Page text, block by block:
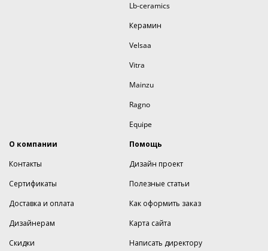
Lb-ceramics
Керамин
Velsaa
Vitra
Mainzu
Ragno
Equipe
О компании
Контакты
Сертификаты
Доставка и оплата
Дизайнерам
Скидки
Помощь
Дизайн проект
Полезные статьи
Как оформить заказ
Карта сайта
Написать директору